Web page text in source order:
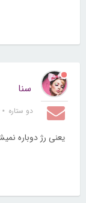
سنا
دو ستاره
یعنی رژ دوباره